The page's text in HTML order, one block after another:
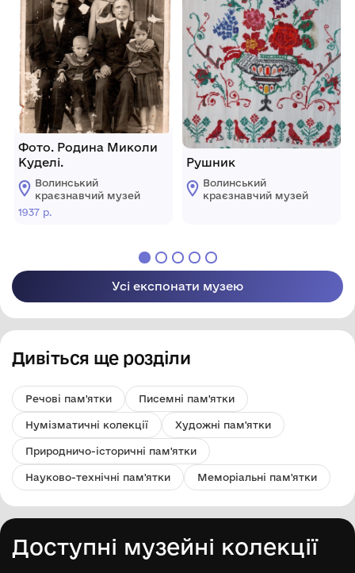
Фото. Родина Миколи
Куделі.
Волинський
краєзнавчий музей
1937 р.
Рушник
Волинський
краєзнавчий музей
Усі експонати музею
Дивіться ще розділи
Речові пам'ятки Писемні пам'ятки
Нумізматичні колекції Художні пам'ятки
Природничо-історичні пам'ятки
Науково-технічні пам'ятки Меморіальні пам'ятки
Доступні музейні колекції